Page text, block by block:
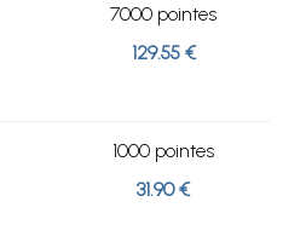
7000 pointes
129.55 €
1000 pointes
31.90 €